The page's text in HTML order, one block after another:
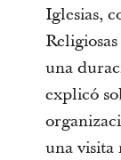
Iglesias,
una
explicó
una visita